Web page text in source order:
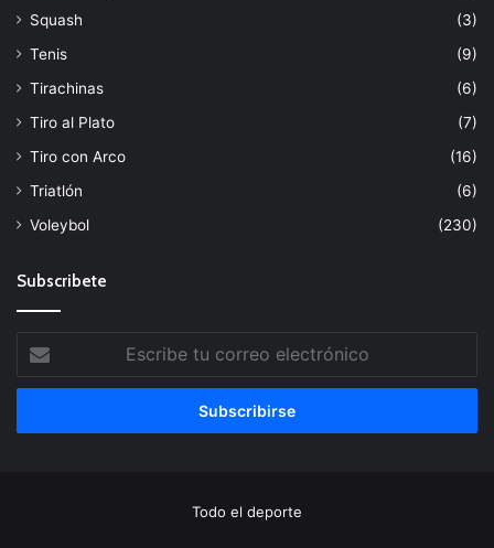
Squash
(3)
Tenis
(9)
Tirachinas
(6)
Tiro al Plato
(7)
Tiro con Arco
(16)
Triatlón
(6)
Voleybol
(230)
Subscribete
tu
correo
Todo el deporte